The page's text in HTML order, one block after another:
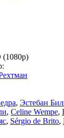
(1080p)
, Эстебан
, Celine Wempe,
, Sérgio de Brito,